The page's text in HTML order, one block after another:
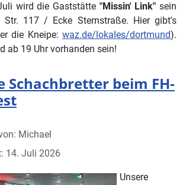
wird die Gaststätte "Missin' Link" sein
Str. 117 / Ecke Sternstraße. Hier gibt's
die Kneipe: waz.de/lokales/dortmund).
ab 19 Uhr vorhanden sein!
Schachbretter beim FH-
Michael
14. Juli 2026
Unsere